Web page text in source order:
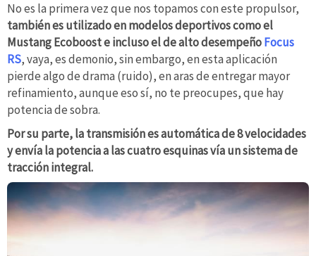
No es la primera vez que nos topamos con este propulsor,
también es utilizado en modelos deportivos como el
Mustang Ecoboost e incluso el de alto desempeñoFocus
RS, vaya, es demonio, sin embargo, en esta aplicación
pierde algo de drama (ruido), en aras de entregar mayor
refinamiento, aunque eso sí, no te preocupes, que hay
potencia de sobra.
Por su parte, la transmisión es automática de 8 velocidades
y envía la potencia a las cuatro esquinas vía un sistema de
tracción integral.